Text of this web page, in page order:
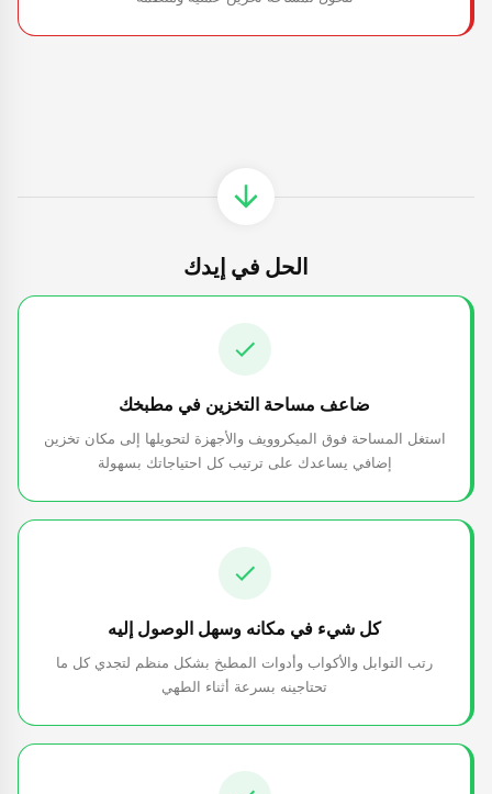
الحل في إيدك
ضاعف مساحة التخزين في مطبخك
استغل المساحة فوق الميكروويف والأجهزة لتحويلها إلى مكان تخزين
إضافي يساعدك على ترتيب كل احتياجاتك بسهولة
كل شيء في مكانه وسهل الوصول إليه
رتب التوابل والأكواب وأدوات المطبخ بشكل منظم لتجدي كل ما
تحتاجينه بسرعة أثناء الطهي